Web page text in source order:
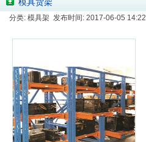
分类: 模具架 发布时间: 2017-06-05 14:22